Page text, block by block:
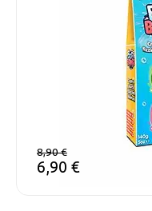
8,90€
6,90 €